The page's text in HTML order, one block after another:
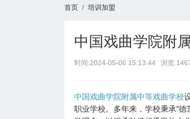
首页 培训加盟
中国戏曲学院附
时间:2024-05-06 15:13:44 浏览
中国戏曲学院附属中等戏曲学校
职业学校。多年来，学校秉承“德